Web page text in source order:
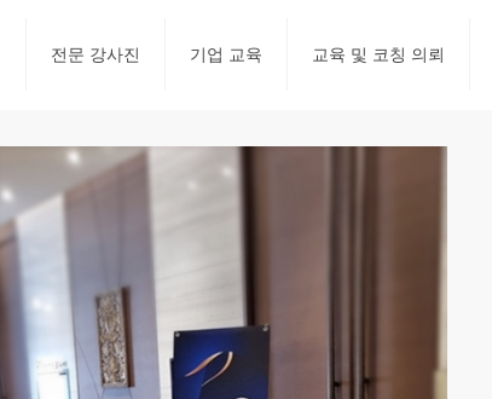
전문 강사진 기업 교육 교육 및 코칭 의뢰